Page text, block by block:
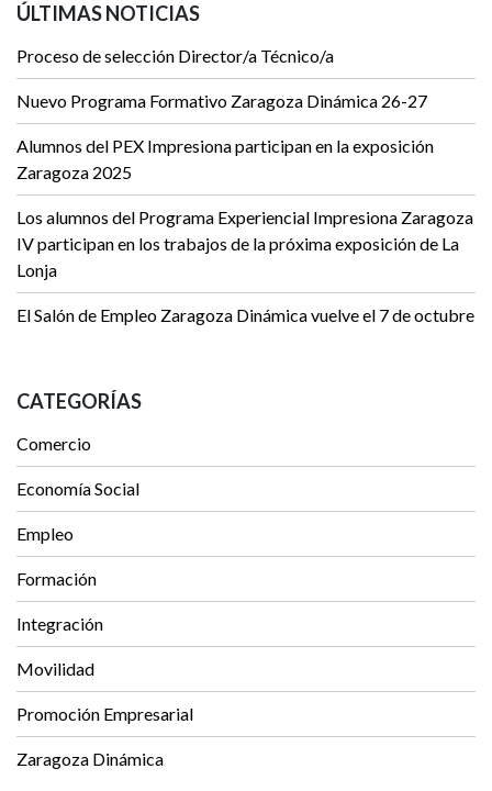
ÚLTIMAS NOTICIAS
Proceso de selección Director/a Técnico/a
Nuevo Programa Formativo Zaragoza Dinámica 26-27
Alumnos del PEX Impresiona participan en la exposición
Zaragoza 2025
Los alumnos del Programa Experiencial Impresiona Zaragoza
IV participan en los trabajos de la próxima exposición de La
Lonja
El Salón de Empleo Zaragoza Dinámica vuelve el 7 de octubre
CATEGORÍAS
Comercio
Economía Social
Empleo
Formación
Integración
Movilidad
Promoción Empresarial
Zaragoza Dinámica